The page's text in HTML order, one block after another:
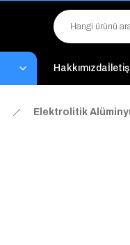
Hakkımızda
Elektrolitik